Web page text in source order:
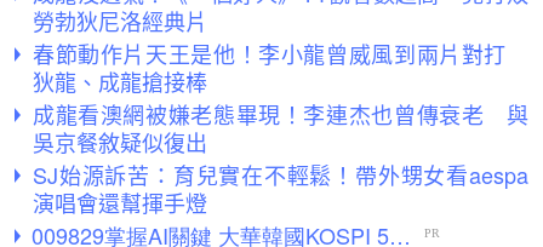
勞勃狄尼洛經典片
春節動作片天王是他！李小龍曾威風到兩片對打
狄龍、成龍搶接棒
成龍看澳網被嫌老態畢現！李連杰也曾傳衰老 與
吳京餐敘疑似復出
SJ始源訴苦：育兒實在不輕鬆！帶外甥女看aespa
演唱會還幫揮手燈